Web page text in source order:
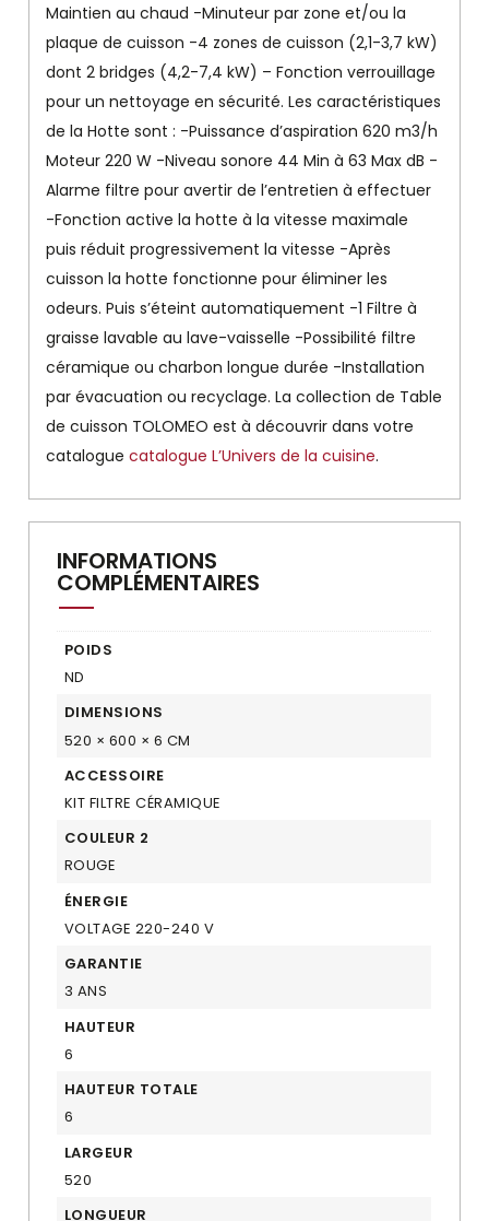
Maintien au chaud -Minuteur par zone et/ou la
plaque de cuisson -4 zones de cuisson (2,1-3,7 kW)
dont 2 bridges (4,2-7,4 kW) – Fonction verrouillage
pour un nettoyage en sécurité. Les caractéristiques
de la Hotte sont : -Puissance d’aspiration 620 m3/h
Moteur 220 W -Niveau sonore 44 Min à 63 Max dB -
Alarme filtre pour avertir de l’entretien à effectuer
-Fonction active la hotte à la vitesse maximale
puis réduit progressivement la vitesse -Après
cuisson la hotte fonctionne pour éliminer les
odeurs. Puis s’éteint automatiquement -1 Filtre à
graisse lavable au lave-vaisselle -Possibilité filtre
céramique ou charbon longue durée -Installation
par évacuation ou recyclage. La collection de Table
de cuisson TOLOMEO est à découvrir dans votre
cataloguecatalogue L’Univers de la cuisine.
INFORMATIONS
COMPLÉMENTAIRES
POIDS
ND
DIMENSIONS
520 × 600 × 6 CM
ACCESSOIRE
KIT FILTRE CÉRAMIQUE
COULEUR 2
ROUGE
ÉNERGIE
VOLTAGE 220-240 V
GARANTIE
3 ANS
HAUTEUR
6
HAUTEUR TOTALE
6
LARGEUR
520
LONGUEUR